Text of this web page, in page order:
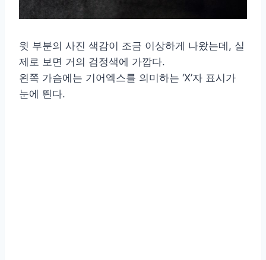
윗 부분의 사진 색감이 조금 이상하게 나왔는데, 실
제로 보면 거의 검정색에 가깝다.
왼쪽 가슴에는 기어엑스를 의미하는 ‘X’자 표시가
눈에 띈다.